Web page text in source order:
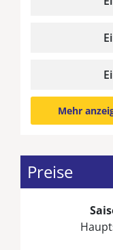
Mehr
Preise